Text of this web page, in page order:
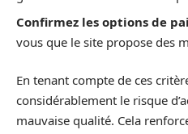
Confirmez les options de
vous que le site propose des
En tenant compte de ces
considérablement le risque
mauvaise qualité. Cela